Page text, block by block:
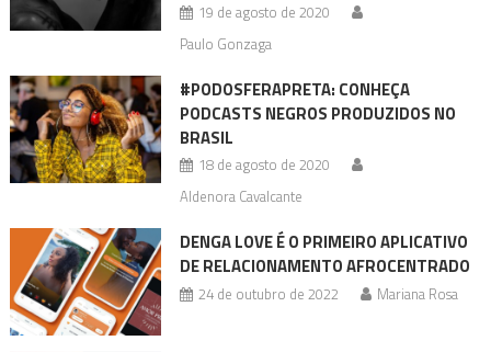
19 de agosto de 2020
Paulo Gonzaga
#PODOSFERAPRETA: CONHEÇA
PODCASTS NEGROS PRODUZIDOS NO
BRASIL
18 de agosto de 2020
Aldenora Cavalcante
DENGA LOVE É O PRIMEIRO APLICATIVO
DE RELACIONAMENTO AFROCENTRADO
24 de outubro de 2022 Mariana Rosa